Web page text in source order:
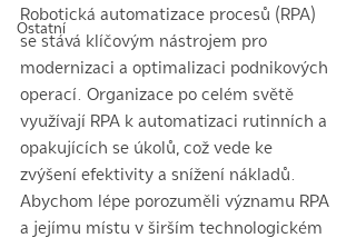
Ostatní
Robotická automatizace procesů (RPA)
se stává klíčovým nástrojem pro
modernizaci a optimalizaci podnikových
operací. Organizace po celém světě
využívají RPA k automatizaci rutinních a
opakujících se úkolů, což vede ke
zvýšení efektivity a snížení nákladů.
Abychom lépe porozuměli významu RPA
a jejímu místu v širším technologickém